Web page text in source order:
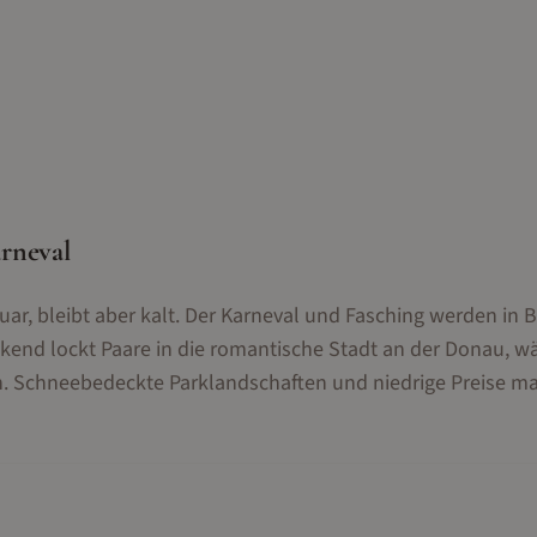
bleibt aber kalt. Der Karneval und Fasching werden in
lockt Paare in die romantische Stadt an der Donau,
Parklandschaften und niedrige Preise